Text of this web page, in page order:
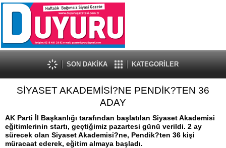
SON DAKİKA KATEGORİLER
SİYASET AKADEMİSİ?NE PENDİK?TEN 36
ADAY
AK Parti İl Başkanlığı tarafından başlatılan Siyaset Akademisi
eğitimlerinin startı, geçtiğimiz pazartesi günü verildi. 2 ay
sürecek olan Siyaset Akademisi?ne, Pendik?ten 36 kişi
müracaat ederek, eğitim almaya başladı.